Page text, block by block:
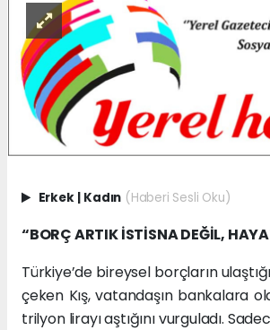
Erkek | Kadın (Haberi Sesli Oku)
“BORÇ ARTIK İSTİSNA DEĞİL,
Türkiye’de bireysel borçların
çeken Kış, vatandaşın bankalara
trilyon lirayı aştığını vurguladı.